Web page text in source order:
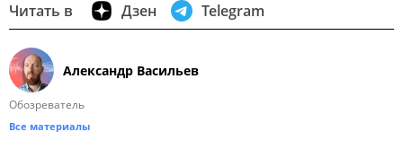
Читать в Дзен Telegram
Александр Васильев
Обозреватель
Все материалы